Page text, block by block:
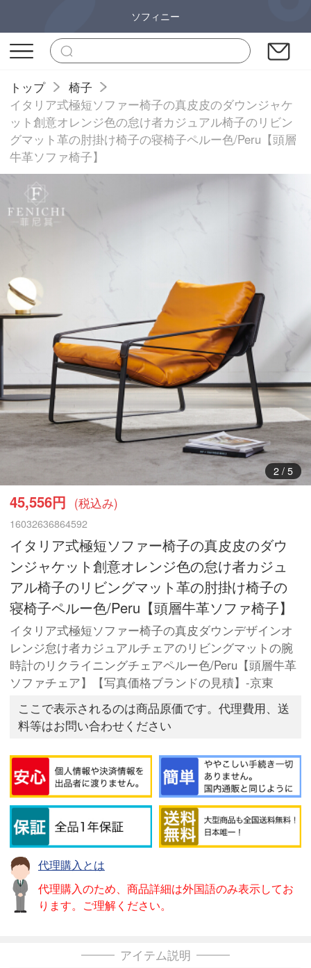
ソフィニー
トップ
椅子
イタリア式極短ソファー椅子の真皮皮のダウンジャケ
ット創意オレンジ色の怠け者カジュアル椅子のリビン
グマット革の肘掛け椅子の寝椅子ペルー色/Peru【頭層
牛革ソファ椅子】
3/ 5
45,556円 (税込み)
16032636864592
イタリア式極短ソファー椅子の真皮皮のダウ
ンジャケット創意オレンジ色の怠け者カジュ
アル椅子のリビングマット革の肘掛け椅子の
寝椅子ペルー色/Peru【頭層牛革ソファ椅子】
イタリア式極短ソファー椅子の真皮ダウンデザインオ
レンジ怠け者カジュアルチェアのリビングマットの腕
時計のリクライニングチェアペルー色/Peru【頭層牛革
ソファチェア】【写真価格ブランドの見積】-京東
ここで表示されるのは商品原価です。代理費用、送
料等はお問い合わせください
代理購入とは
代理購入のため、商品詳細は外国語のみ表示してお
ります。ご理解ください。
アイテム説明